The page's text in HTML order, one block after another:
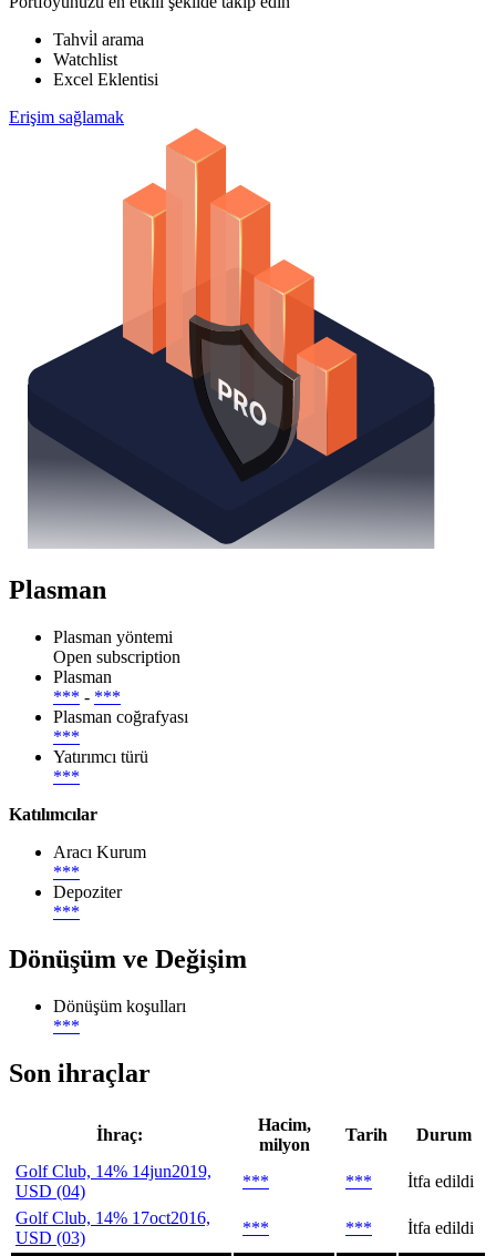
Tahvi̇l arama
Watchlist
Excel Eklentisi
Erişim sağlamak
Plasman
Plasman yöntemi
Open subscription
Plasman
*** - ***
Plasman coğrafyası
***
Yatırımcı türü
***
Katılımcılar
Aracı Kurum
***
Depoziter
***
Dönüşüm ve Değişim
Dönüşüm koşulları
***
Son ihraçlar
İhraç:
Hacim,
milyon
Tarih
Durum
Golf Club, 14% 14jun2019,
USD (04)
*** ***
İtfa edildi
Golf Club, 14% 17oct2016,
USD (03)
*** *** İtfa edildi